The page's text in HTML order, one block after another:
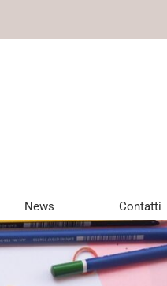
News Contatti